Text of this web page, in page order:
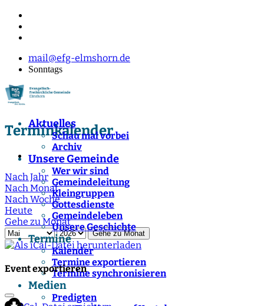
mail@efg-elmshorn.de
Sonntags
Aktuelles
Schau mal vorbei
Archiv
Unsere Gemeinde
Wer wir sind
Gemeindeleitung
Kleingruppen
Gottesdienste
Gemeindeleben
Unsere Geschichte
Termine
Kalender
Termine exportieren
Termine synchronisieren
Medien
Predigten
Terminkalender
Nach Jahr
Nach Monat
Nach Woche
Heute
Gehe zu Monat
Gehe zu Monat
Event exportieren